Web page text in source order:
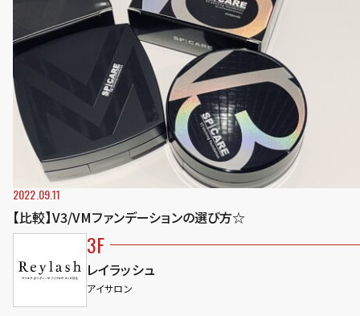
2022.09.11
【比較】V3/VMファンデーションの選び方☆
3F
レイラッシュ
アイサロン